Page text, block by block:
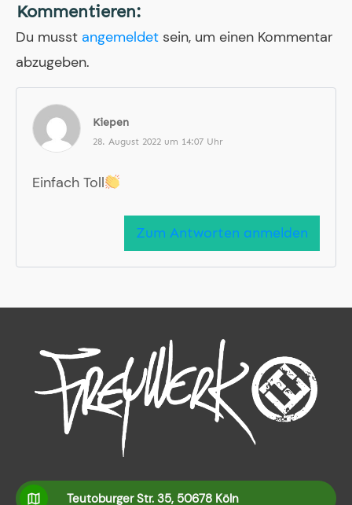
Kommentieren:
Du musst angemeldet sein, um einen Kommentar
abzugeben.
Kiepen
28. August 2022 um 14:07 Uhr
Einfach Toll
Zum Antworten anmelden
Teutoburger Str. 35, 50678 Köln